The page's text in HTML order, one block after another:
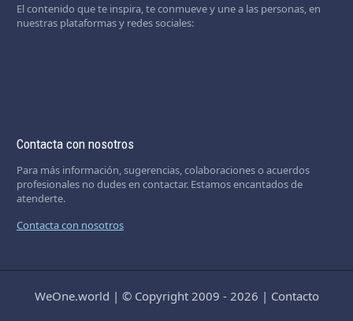
El contenido que te inspira, te conmueve y une a las personas, en
nuestras plataformas y redes sociales:
Contacta con nosotros
Para más información, sugerencias, colaboraciones o acuerdos
profesionales no dudes en contactar. Estamos encantados de
atenderte.
Contacta con nosotros
WeOne.world | © Copyright 2009 - 2026 | Contacto